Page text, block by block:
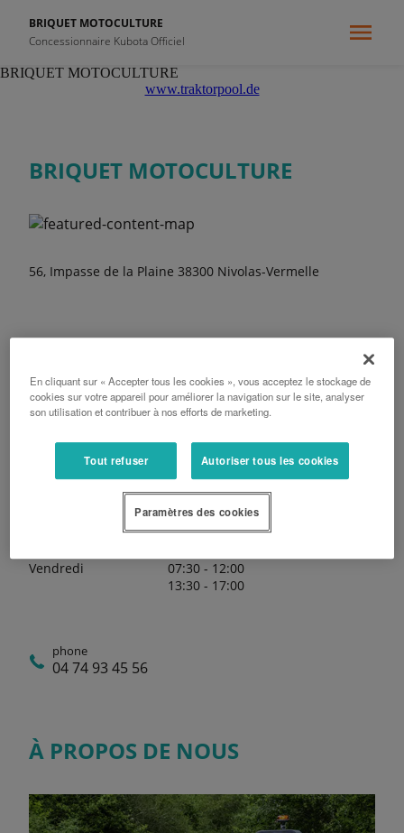
BRIQUET MOTOCULTURE
Concessionnaire Kubota Officiel
BRIQUET MOTOCULTURE
www.traktorpool.de
BRIQUET MOTOCULTURE
56, Impasse de la Plaine 38300 Nivolas-Vermelle
Heures d'ouverture
Lundi
07:30 - 12:00
13:30 - 18:00
Mardi
07:30 - 12:00
13:30 - 18:00
Mercredi
07:30 - 12:00
07:30 - 12:00
Vendredi
07:30 - 12:00
13:30 - 17:00
phone
04 74 93 45 56
À PROPOS DE NOUS
En cliquant sur « Accepter tous les cookies », vous acceptez le stockage de
cookies sur votre appareil pour améliorer la navigation sur le site, analyser
son utilisation et contribuer à nos efforts de marketing.
Tout refuser Autoriser tous les cookies
Paramètres des cookies